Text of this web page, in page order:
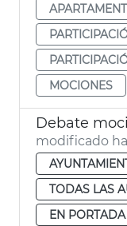
MOCIONES
modificado
TODAS LAS
EN PORTADA